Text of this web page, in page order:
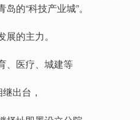
的“科技产业城”。
的主力。
、医疗、城建等
出台，